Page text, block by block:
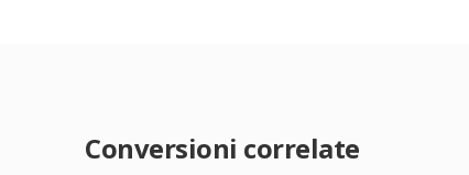
Conversioni correlate